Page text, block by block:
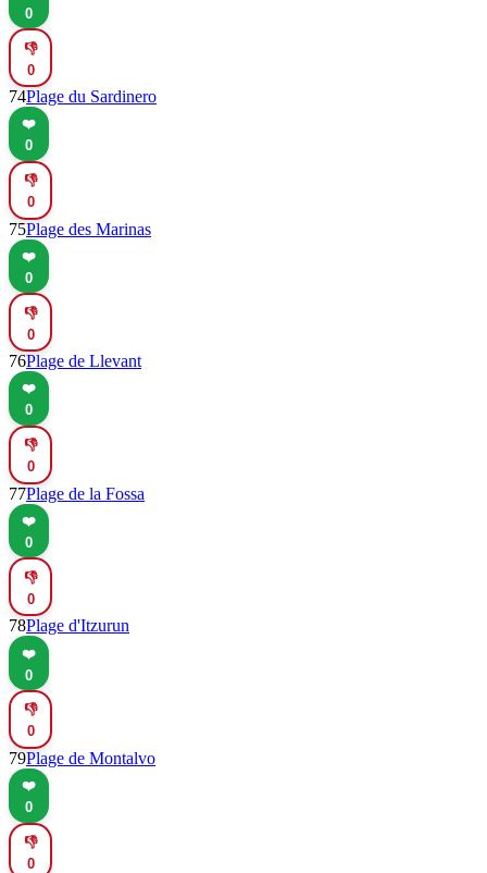
0
👎
0
74Plage du Sardinero
❤️
0
👎
0
75Plage des Marinas
❤️
0
👎
0
76Plage de Llevant
❤️
0
👎
0
77Plage de la Fossa
❤️
0
👎
0
78Plage d'Itzurun
❤️
0
👎
0
79Plage de Montalvo
❤️
0
👎
0